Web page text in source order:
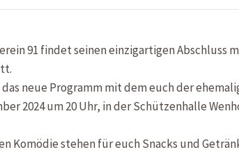
91 findet seinen einzigartigen Abschluss
neue Programm mit dem euch der
2024 um 20 Uhr, in der Schützenhalle
Komödie stehen für euch Snacks und